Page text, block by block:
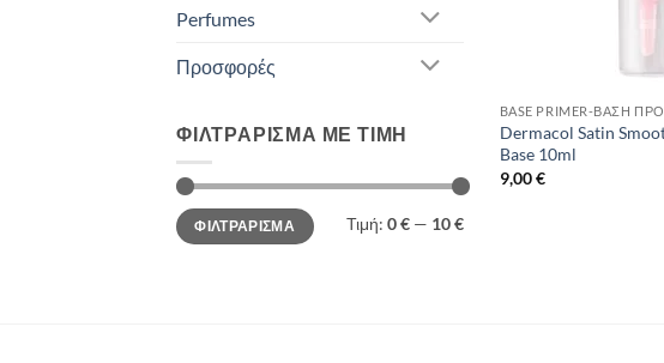
Perfumes
Προσφορές
ΦΙΛΤΡΆΡΙΣΜΑ ΜΕ ΤΙΜΉ
Ελάχιστη
τιμή
Μέγιστη
τιμήΦΙΛΤΡΆΡΙΣΜΑ Τιμή: 0 € — 10 €
BASE PRIMER-ΒΆΣΗ
Dermacol Satin
Base 10ml
9,00€